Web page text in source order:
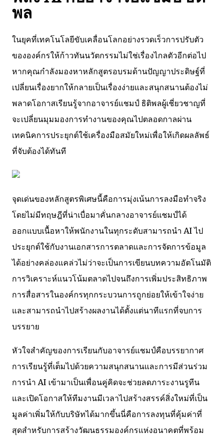
พล
ในยุคที่เทคโนโลยีขับเคลื่อนโลกอย่างรวดเร็วการปรับตัว
ขององค์กรให้ก้าวทันนวัตกรรมไม่ใช่เรื่องไกลตัวอีกต่อไป
หากคุณกำลังมองหาหลักสูตรอบรมด้านปัญญาประดิษฐ์ที่
เปลี่ยนเรื่องยากให้กลายเป็นเรื่องง่ายและสนุกสนานต้องไม่
พลาดโอกาสเรียนรู้จากอาจารย์แชมป์ ธิติพลผู้เชี่ยวชาญที่
จะเปลี่ยนมุมมองการทำงานของคุณไปตลอดกาลผ่าน
เทคนิคการประยุกต์ใช้เครื่องมือสมัยใหม่เพื่อให้เกิดผลลัพธ์
ที่จับต้องได้ทันที
จุดเด่นของหลักสูตรพิเศษนี้คือการมุ่งเน้นการลงมือทำจริง
โดยไม่มีทฤษฎีที่น่าเบื่อมาคั่นกลางอาจารย์แชมป์ได้
ออกแบบเนื้อหาให้พนักงานในทุกระดับสามารถนำ AI ไป
ประยุกต์ใช้กับงานเอกสารการตลาดและการจัดการข้อมูล
ได้อย่างคล่องแคล่วไม่ว่าจะเป็นการเขียนบทความอัตโนมัติ
การวิเคราะห์แนวโน้มตลาดไปจนถึงการเพิ่มประสิทธิภาพ
การสื่อสารในองค์กรทุกกระบวนการถูกย่อยให้เข้าใจง่าย
และสามารถนำไปสร้างผลงานได้ตั้งแต่นาทีแรกที่จบการ
บรรยาย
หัวใจสำคัญของการเรียนกับอาจารย์แชมป์คือบรรยากาศ
การเรียนรู้ที่เต็มไปด้วยความสนุกสนานและการมีส่วนร่วม
การนำ AI เข้ามาเป็นเพื่อนคู่คิดจะช่วยลดภาระงานรูทีน
และเปิดโอกาสให้ทีมงานมีเวลาไปสร้างสรรค์สิ่งใหม่ที่เป็น
มูลค่าเพิ่มให้กับบริษัทได้มากขึ้นนี่คือการลงทุนที่คุ้มค่าที่
สุดสำหรับการสร้างวัฒนธรรมองค์กรแห่งอนาคตที่พร้อม